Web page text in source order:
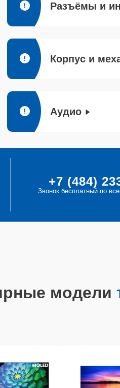
Разъёмы и
Корпус и
Аудио
+7 (484)
Звонок бесплатный по
модели